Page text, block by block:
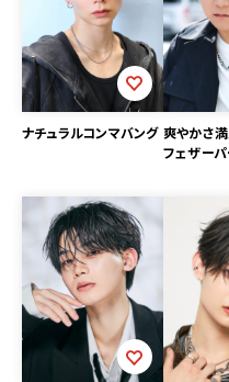
ナチュラルコンマバング 爽やかさ満
フェザー